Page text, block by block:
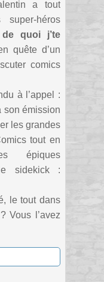
a tout
super-héros
de quoi j’te
quête d’un
comics
à l’appel :
son émission
les grandes
tout en
épiques
sidekick :
le tout dans
Vous l’avez